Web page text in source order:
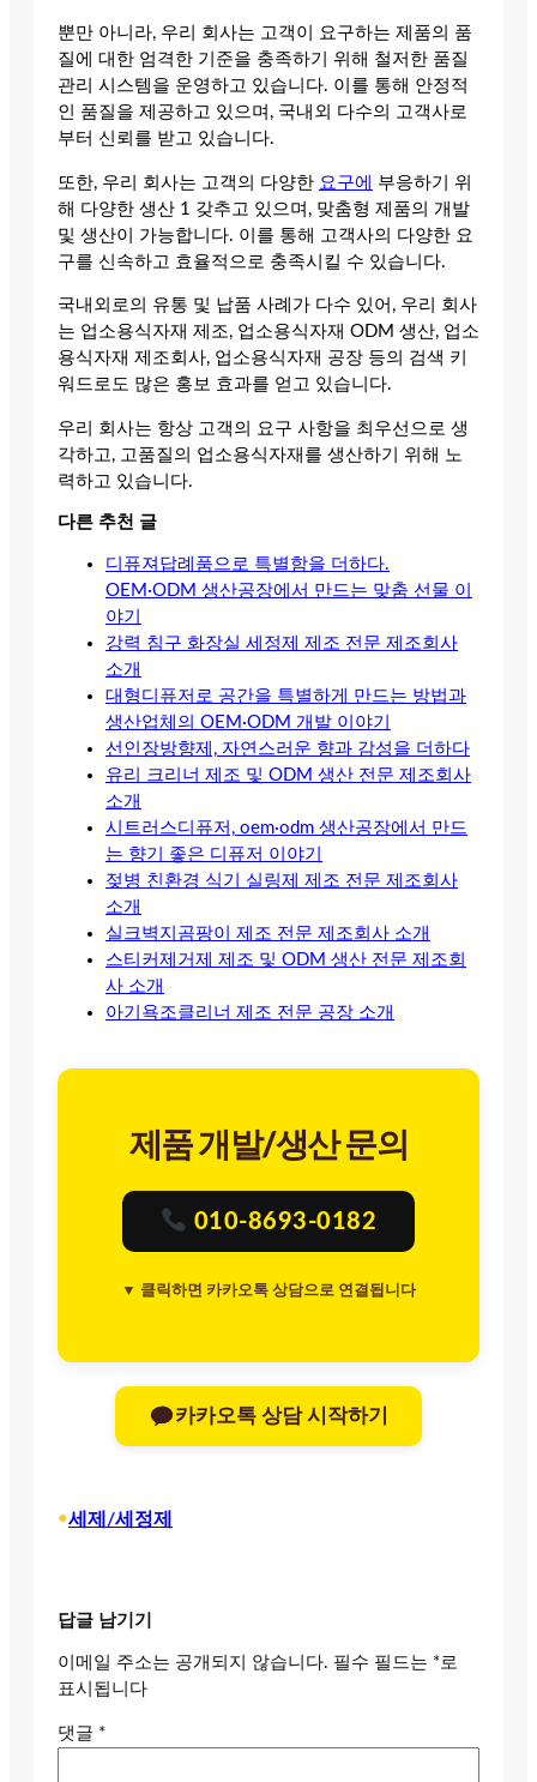
뿐만 아니라, 우리 회사는 고객이 요구하는 제품의 품
질에 대한 엄격한 기준을 충족하기 위해 철저한 품질
관리 시스템을 운영하고 있습니다. 이를 통해 안정적
인 품질을 제공하고 있으며, 국내외 다수의 고객사로
부터 신뢰를 받고 있습니다.
또한, 우리 회사는 고객의 다양한 요구에
부응하기 위
해 다양한 생산 1 갖추고 있으며, 맞춤형 제품의 개발
및 생산이 가능합니다. 이를 통해 고객사의 다양한 요
구를 신속하고 효율적으로 충족시킬 수 있습니다.
국내외로의 유통 및 납품 사례가 다수 있어, 우리 회사
는 업소용식자재 제조, 업소용식자재 ODM 생산, 업소
용식자재 제조회사, 업소용식자재 공장 등의 검색 키
워드로도 많은 홍보 효과를 얻고 있습니다.
우리 회사는 항상 고객의 요구 사항을 최우선으로 생
각하고, 고품질의 업소용식자재를 생산하기 위해 노
력하고 있습니다.
다른 추천 글
디퓨져답례품으로 특별함을 더하다.
OEM·ODM 생산공장에서 만드는 맞춤 선물 이
야기
강력 침구 화장실 세정제 제조 전문 제조회사
소개
대형디퓨저로 공간을 특별하게 만드는 방법과
생산업체의 OEM·ODM 개발 이야기
선인장방향제, 자연스러운 향과 감성을 더하다
유리 크리너 제조 및 ODM 생산 전문 제조회사
소개
시트러스디퓨저, oem·odm 생산공장에서 만드
는 향기 좋은 디퓨저 이야기
젖병 친환경 식기 실링제 제조 전문 제조회사
소개
실크벽지곰팡이 제조 전문 제조회사 소개
스티커제거제 제조 및 ODM 생산 전문 제조회
사 소개
아기욕조클리너 제조 전문 공장 소개
제품 개발/생산 문의
010-8693-0182
▼ 클릭하면 카카오톡 상담으로 연결됩니다
카카오톡 상담 시작하기
•세제/세정제
답글 남기기
이메일 주소는 공개되지 않습니다. 필수 필드는 *로
표시됩니다
댓글 *